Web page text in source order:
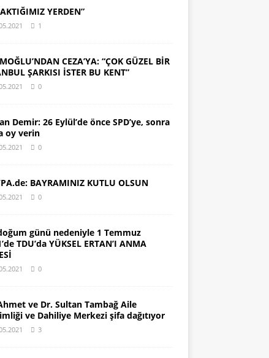
YERDEN”
1
CEZA’YA: “ÇOK GÜZEL BİR
ŞARKISI İSTER BU KENT”
0
Demir: 26 Eylül’de önce SPD’ye, sonra
oy verin
0
BAYRAMINIZ KUTLU OLSUN
0
günü nedeniyle 1 Temmuz
TDU’da YÜKSEL ERTAN’I ANMA
0
ve Dr. Sultan Tambağ Aile
ve Dahiliye Merkezi şifa dağıtıyor
3